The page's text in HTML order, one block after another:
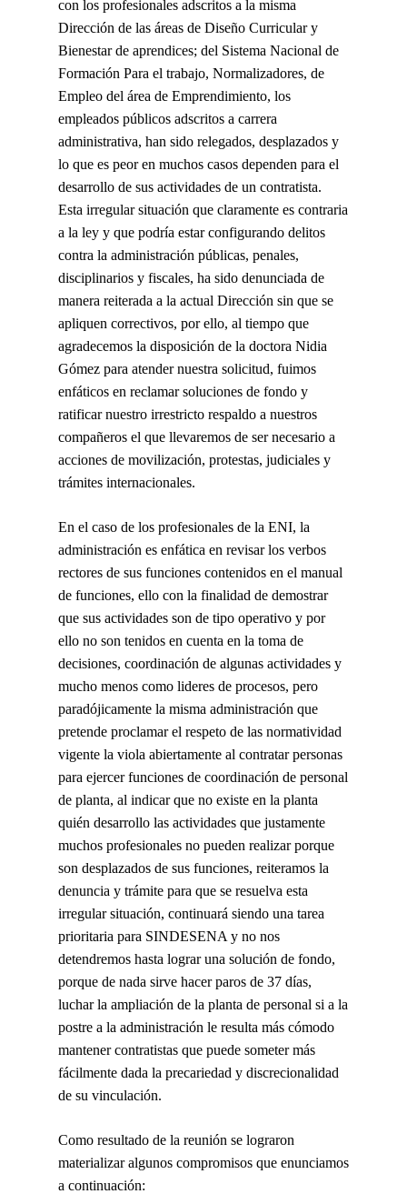
con los profesionales adscritos a la misma
Dirección de las áreas de Diseño Curricular y
Bienestar de aprendices; del Sistema Nacional de
Formación Para el trabajo, Normalizadores, de
Empleo del área de Emprendimiento, los
empleados públicos adscritos a carrera
administrativa, han sido relegados, desplazados y
lo que es peor en muchos casos dependen para el
desarrollo de sus actividades de un contratista.
Esta irregular situación que claramente es contraria
a la ley y que podría estar configurando delitos
contra la administración públicas, penales,
disciplinarios y fiscales, ha sido denunciada de
manera reiterada a la actual Dirección sin que se
apliquen correctivos, por ello, al tiempo que
agradecemos la disposición de la doctora Nidia
Gómez para atender nuestra solicitud, fuimos
enfáticos en reclamar soluciones de fondo y
ratificar nuestro irrestricto respaldo a nuestros
compañeros el que llevaremos de ser necesario a
acciones de movilización, protestas, judiciales y
trámites internacionales.
En el caso de los profesionales de la ENI, la
administración es enfática en revisar los verbos
rectores de sus funciones contenidos en el manual
de funciones, ello con la finalidad de demostrar
que sus actividades son de tipo operativo y por
ello no son tenidos en cuenta en la toma de
decisiones, coordinación de algunas actividades y
mucho menos como lideres de procesos, pero
paradójicamente la misma administración que
pretende proclamar el respeto de las normatividad
vigente la viola abiertamente al contratar personas
para ejercer funciones de coordinación de personal
de planta, al indicar que no existe en la planta
quién desarrollo las actividades que justamente
muchos profesionales no pueden realizar porque
son desplazados de sus funciones, reiteramos la
denuncia y trámite para que se resuelva esta
irregular situación, continuará siendo una tarea
prioritaria para SINDESENA y no nos
detendremos hasta lograr una solución de fondo,
porque de nada sirve hacer paros de 37 días,
luchar la ampliación de la planta de personal si a la
postre a la administración le resulta más cómodo
mantener contratistas que puede someter más
fácilmente dada la precariedad y discrecionalidad
de su vinculación.
Como resultado de la reunión se lograron
materializar algunos compromisos que enunciamos
a continuación: